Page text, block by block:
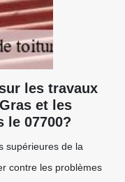
les travaux
et les
le 07700?
supérieures de la
contre les problèmes